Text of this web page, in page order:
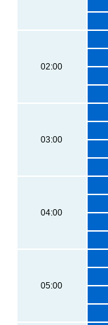
02:00
03:00
04:00
05:00